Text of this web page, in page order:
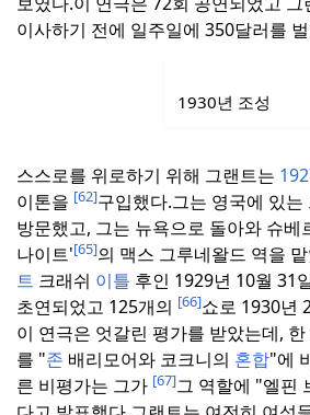
이사하기 전에 일주일에 350달러를
1930년 조성
스스로를 위로하기 위해 그랜트는
이톤을 [62]구입했다.그는 영국에 있
방문했고, 그는 뉴욕으로 돌아와 슈베
나이트'[65]의 맥스 그루네왈드 역을
트 크래쉬 이틀 후인 1929년 10월 31
초연되었고 125개의 [66]쇼로 1930년
이 연극은 엇갈린 평가를 받았는데,
를 "존 배리모어와 코크니의 혼합"에
른 비평가는 그가 [67]그 역할에 "엘핀